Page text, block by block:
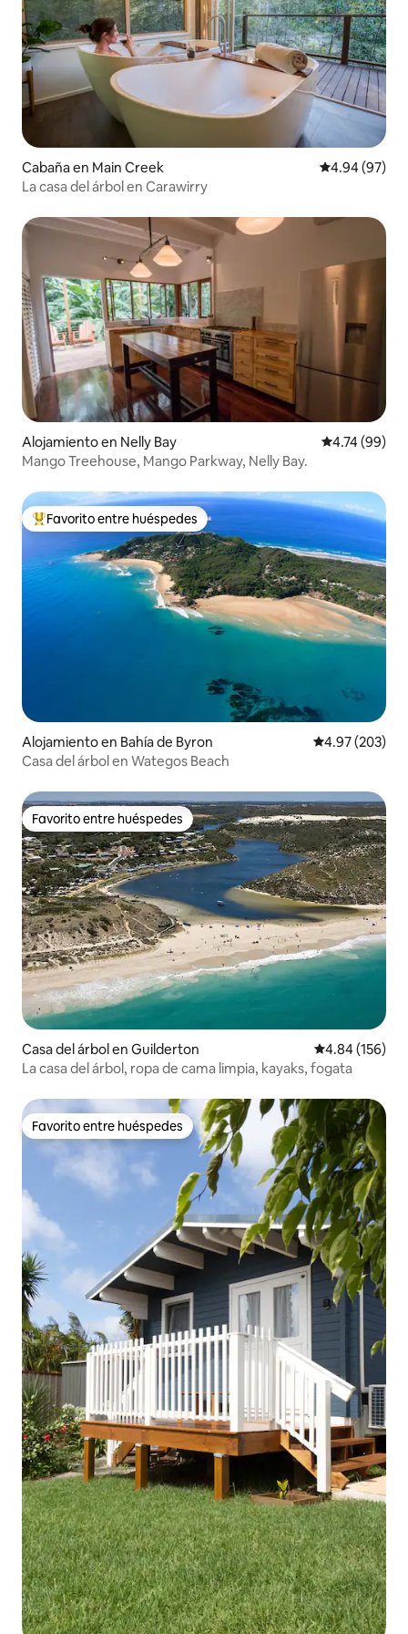
Cabaña en Main Creek Calificación
4.94 (97)
La casa del árbol en Carawirry
Alojamiento en Nelly Bay Calificación
4.74 (99)
Mango Treehouse, Mango Parkway, Nelly Bay.
Favorito entre huéspedes preferido
Favorito entre huéspedes
Alojamiento en Bahía de Byron Calificación
4.97 (203)
Casa del árbol en Wategos Beach
Favorito entre huéspedes
Favorito entre huéspedes
Casa del árbol en Guilderton Calificación
4.84 (156)
La casa del árbol, ropa de cama limpia, kayaks, fogata
Favorito entre huéspedes
Favorito entre huéspedes